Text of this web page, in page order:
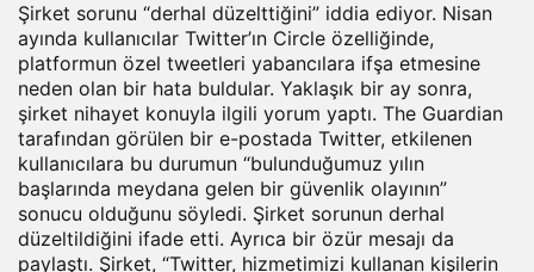
Şirket sorunu “derhal düzelttiğini” iddia ediyor. Nisan
ayında kullanıcılar Twitter’ın Circle özelliğinde,
platformun özel tweetleri yabancılara ifşa etmesine
neden olan bir hata buldular. Yaklaşık bir ay sonra,
şirket nihayet konuyla ilgili yorum yaptı. The Guardian
tarafından görülen bir e-postada Twitter, etkilenen
kullanıcılara bu durumun “bulunduğumuz yılın
başlarında meydana gelen bir güvenlik olayının”
sonucu olduğunu söyledi. Şirket sorunun derhal
düzeltildiğini ifade etti. Ayrıca bir özür mesajı da
paylaştı. Şirket, “Twitter, hizmetimizi kullanan kişilerin